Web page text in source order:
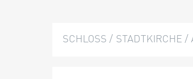
SCHLOSS / STADTKIRCHE /